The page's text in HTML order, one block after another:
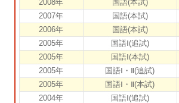
2008年
国語(本試)
2007年
国語(本試)
2006年
国語(本試)
2005年
国語Ⅰ(追試)
2005年
国語Ⅰ(本試)
2005年
国語Ⅰ・Ⅱ(追試)
2005年
国語Ⅰ・Ⅱ(本試)
2004年
国語Ⅰ(追試)